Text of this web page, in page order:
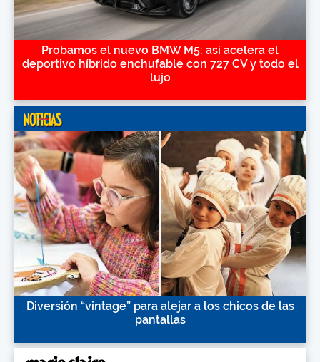
Probamos el nuevo BMW M5: así acelera el
deportivo híbrido enchufable con 727 CV y todo el
lujo
Diversión “vintage” para alejar a los chicos de las
pantallas